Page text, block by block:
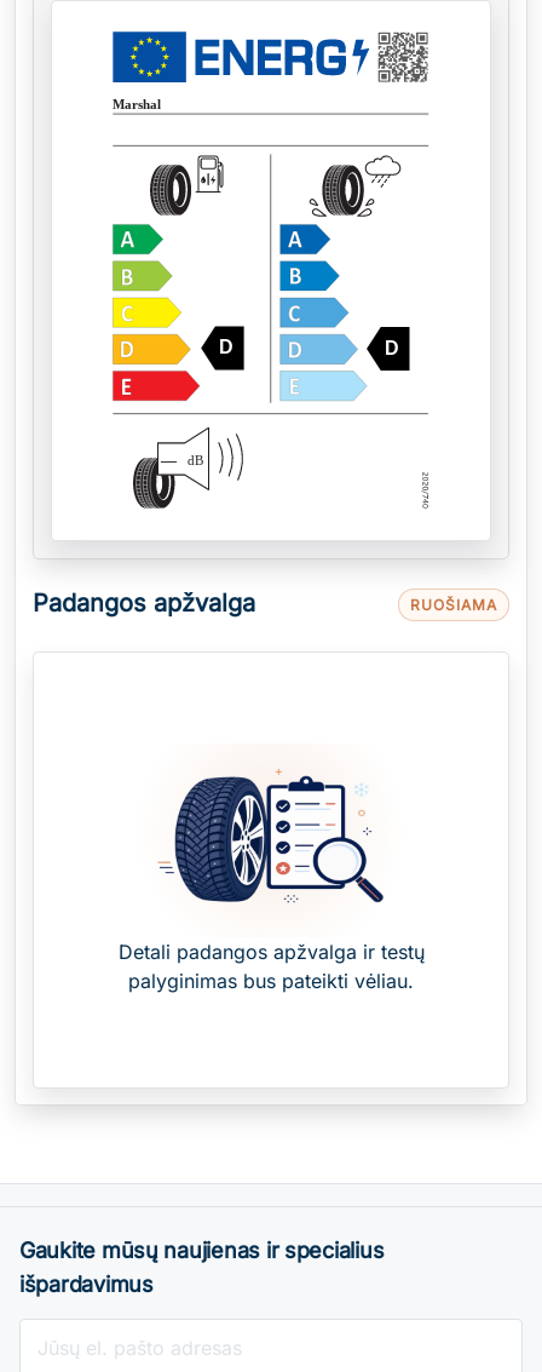
Marshal
D D
— dB
Padangos apžvalga RUOŠIAMA
Detali padangos apžvalga ir testų
palyginimas bus pateikti vėliau.
Gaukite mūsų naujienas ir specialius
išpardavimus